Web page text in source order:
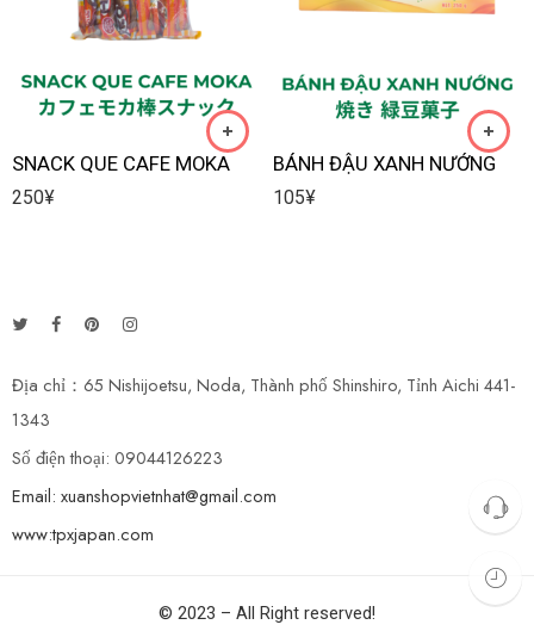
SNACK QUE CAFE MOKA
250¥
BÁNH ĐẬU XANH NƯỚNG
105¥
Địa chỉ：65 Nishijoetsu, Noda, Thành phố Shinshiro, Tỉnh Aichi 441-
1343
Số điện thoại: 09044126223
Email: xuanshopvietnhat@gmail.com
www:tpxjapan.com
© 2023 – All Right reserved!